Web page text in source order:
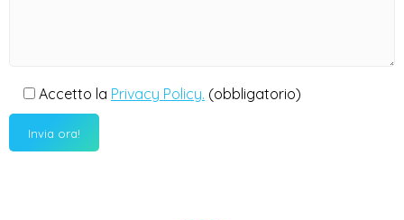
Accetto la Privacy Policy. (obbligatorio)